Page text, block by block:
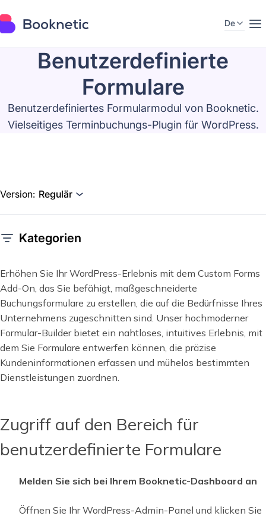
De
Benutzerdefinierte
Formulare
Benutzerdefiniertes Formularmodul von Booknetic.
Vielseitiges Terminbuchungs-Plugin für WordPress.
Version: Regulär
Kategorien
Erhöhen Sie Ihr WordPress-Erlebnis mit dem Custom Forms
Add-On, das Sie befähigt, maßgeschneiderte
Buchungsformulare zu erstellen, die auf die Bedürfnisse Ihres
Unternehmens zugeschnitten sind. Unser hochmoderner
Formular-Builder bietet ein nahtloses, intuitives Erlebnis, mit
dem Sie Formulare entwerfen können, die präzise
Kundeninformationen erfassen und mühelos bestimmten
Dienstleistungen zuordnen.
Zugriff auf den Bereich für
benutzerdefinierte Formulare
Melden Sie sich bei Ihrem Booknetic-Dashboard an
Öffnen Sie Ihr WordPress-Admin-Panel und klicken Sie